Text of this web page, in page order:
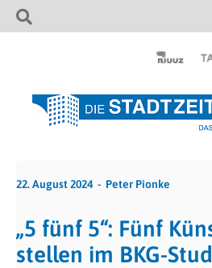
22. August 2024 Peter Pionke
„5 fünf 5“: Fünf
stellen im BKG-